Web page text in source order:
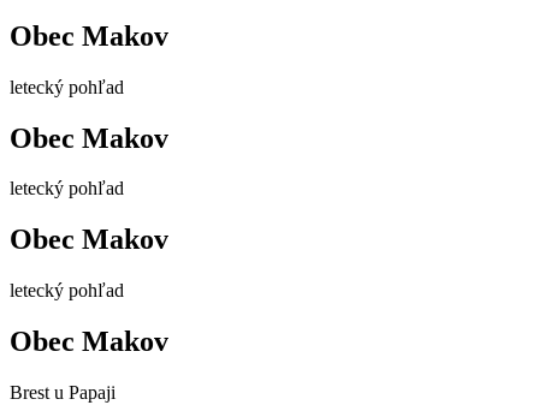
Obec Makov
letecký pohľad
Obec Makov
letecký pohľad
Obec Makov
letecký pohľad
Obec Makov
Brest u Papaji